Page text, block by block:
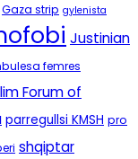
Gaza strip gylenista
Justinian
femres
Forum of
parregullsi KMSH pro
shqiptar